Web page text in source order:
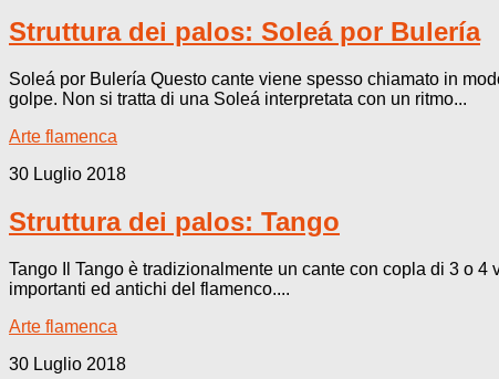
Struttura dei palos: Soleá por Bulería
Soleá por Bulería Questo cante viene spesso chiamato in
golpe. Non si tratta di una Soleá interpretata con un ritmo...
Arte flamenca
30 Luglio 2018
Struttura dei palos: Tango
Tango Il Tango è tradizionalmente un cante con copla di 3 o
importanti ed antichi del flamenco....
Arte flamenca
30 Luglio 2018